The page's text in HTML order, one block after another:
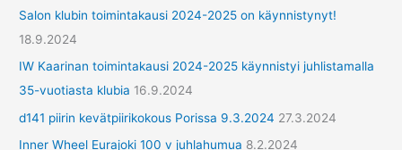
Salon klubin toimintakausi 2024-2025 on käynnistynyt!
18.9.2024
IW Kaarinan toimintakausi 2024-2025 käynnistyi juhlistamalla
35-vuotiasta klubia 16.9.2024
d141 piirin kevätpiirikokous Porissa 9.3.2024 27.3.2024
Inner Wheel Eurajoki 100 v juhlahumua 8.2.2024